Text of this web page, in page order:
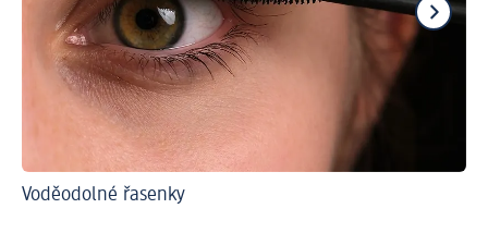
Voděodolné řasenky